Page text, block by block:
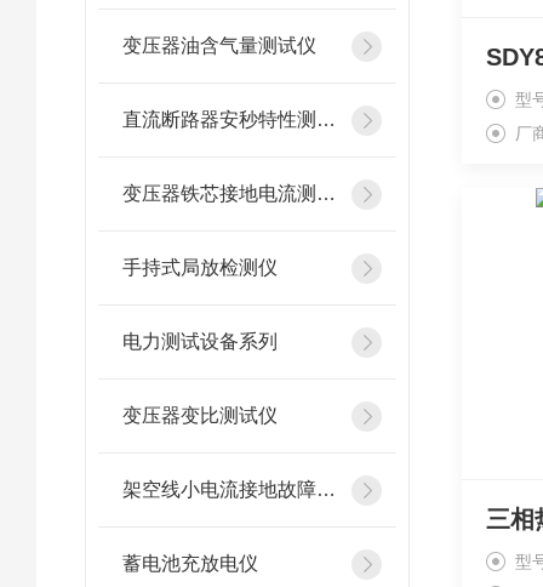
变压器油含气量测试仪
直流断路器安秒特性测试仪
变压器铁芯接地电流测试仪
手持式局放检测仪
电力测试设备系列
变压器变比测试仪
架空线小电流接地故障定位仪
蓄电池充放电仪
型
厂
三相
型